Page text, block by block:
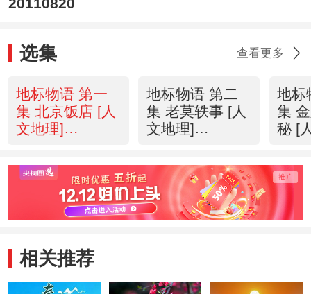
20110820
选集 查看更多
地标物语 第一
集 北京饭店 [人
文地理]
地标物语 第二
集 老莫轶事 [人
文地理]
地标
集
秘 [
相关推荐